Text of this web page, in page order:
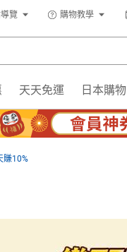
覽 購物教學
天天免運 日本購物